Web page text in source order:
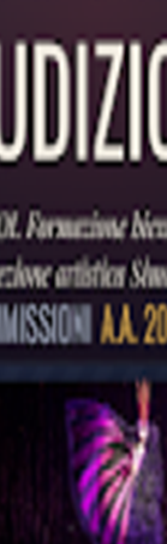
apparizione
Dal 2011
per ragazzi.
ricorda
Sofia" ed
Il ruolo che
adolescenti
protagonista
Bianca
Rossi. Un
canto e nei
“Aladin-Il
Novembre
commedia
Distribution.